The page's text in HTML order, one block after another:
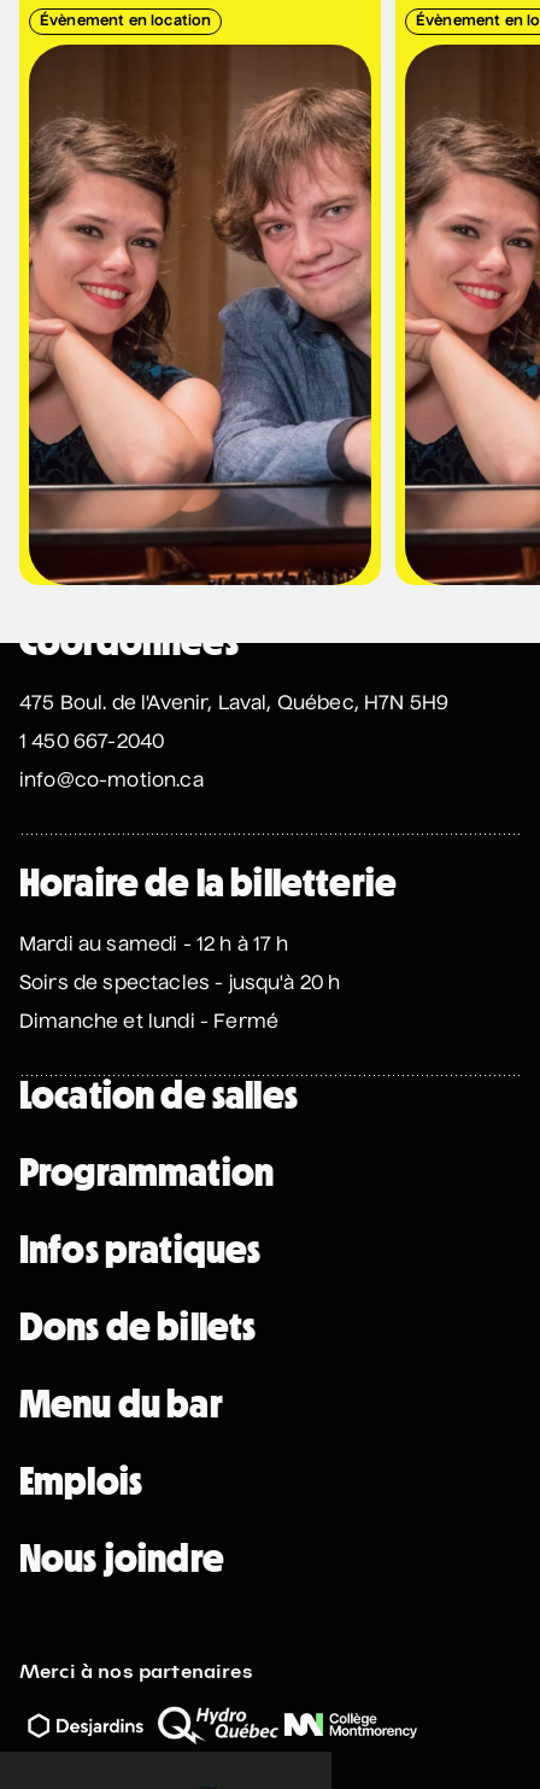
Patrick Norman et
Nathalie Lord
• Patrick Norman et
Nathalie Lord
6 septembre 2026• 20 h 00
Théâtre Marcellin-Champagnat
Promotions
Josiane Aubuchon
• En promenade
9 septembre 2026• 19 h 30
Annexe3
Rodage
Bon Enfant
• Demande spéciale
10 septembre 2026
• 19 h 30
Station culturelle Momo
• Coeur d'enfant
Mathieu Cyr
• Adulte
11 septembre 2026
Théâtre des Muses
16 ans et +
• 20 ans de Voix de Fait
Battle de danse
Gratuit
Évènement en location Évènement en
Coordonnées
475 Boul. de l'Avenir, Laval, Québec, H7N 5H9
1 450 667-2040
info@co-motion.ca
Horaire de la billetterie
Mardi au samedi - 12 h à 17 h
Soirs de spectacles - jusqu'à 20 h
Dimanche et lundi - Fermé
Location de salles
Programmation
Infos pratiques
Dons de billets
Menu du bar
Emplois
Nous joindre
Merci à nos partenaires